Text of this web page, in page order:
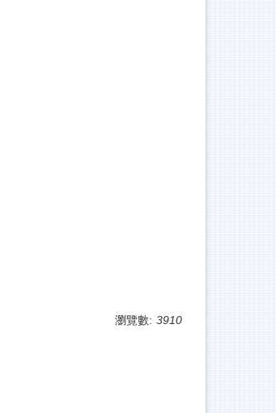
瀏覽數: 3910